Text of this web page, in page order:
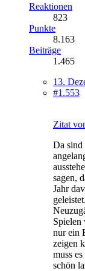
Reaktionen
823
Punkte
8.163
Beiträge
1.465
13.
#1.553
Zitat
Da sind
sagen,
Jahr
Spielen
nur ein
zeigen
muss
schön